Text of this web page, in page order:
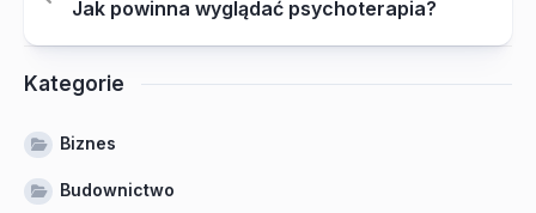
Jak powinna wyglądać psychoterapia?
Kategorie
Biznes
Budownictwo